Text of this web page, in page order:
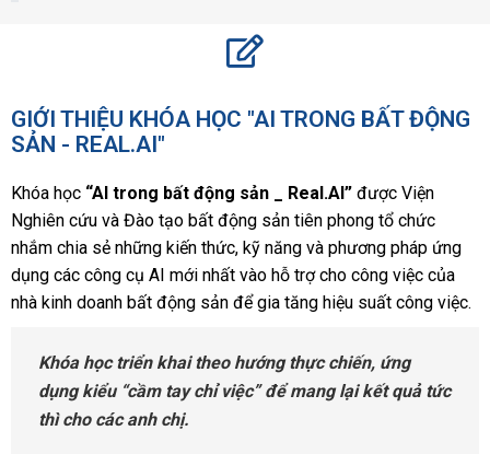
GIỚI THIỆU KHÓA HỌC "AI TRONG BẤT ĐỘNG
SẢN - REAL.AI"
Khóa học “AI trong bất động sản _ Real.AI” được Viện
Nghiên cứu và Đào tạo bất động sản tiên phong tổ chức
nhắm chia sẻ những kiến thức, kỹ năng và phương pháp ứng
dụng các công cụ AI mới nhất vào hỗ trợ cho công việc của
nhà kinh doanh bất động sản để gia tăng hiệu suất công việc.
Khóa học triển khai theo hướng thực chiến, ứng
dụng kiểu “cầm tay chỉ việc” để mang lại kết quả tức
thì cho các anh chị.